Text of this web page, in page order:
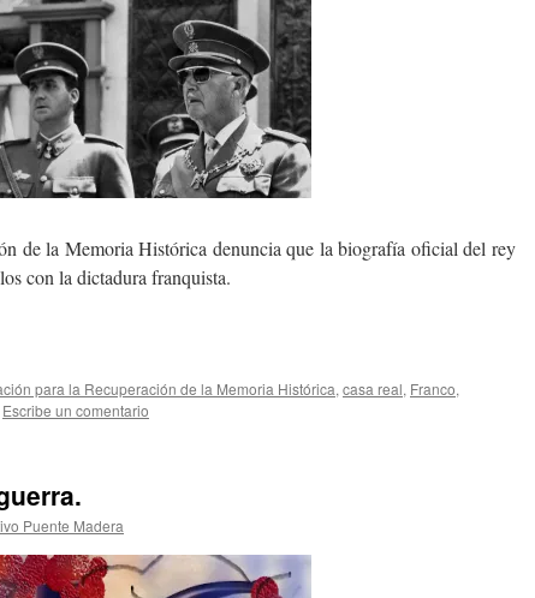
de la Memoria Histórica denuncia que la biografía oficial del rey
con la dictadura franquista.
para la Recuperación de la Memoria Histórica, casa real, Franco,
Escribe un comentario
Puente Madera